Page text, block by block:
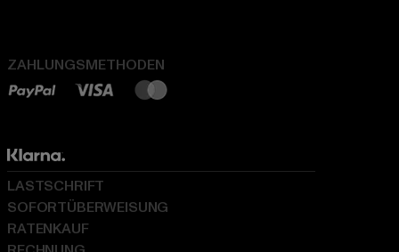
ZAHLUNGSMETHODEN
LASTSCHRIFT
SOFORTÜBERWEISUNG
RATENKAUF